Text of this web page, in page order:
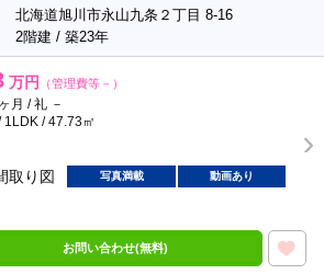
北海道旭川市永山九条２丁目 8-16
2階建 / 築23年
万円 （管理費等－）
月 / 礼 －
1LDK / 47.73㎡
写真満載 動画あり
お問い合わせ(無料)